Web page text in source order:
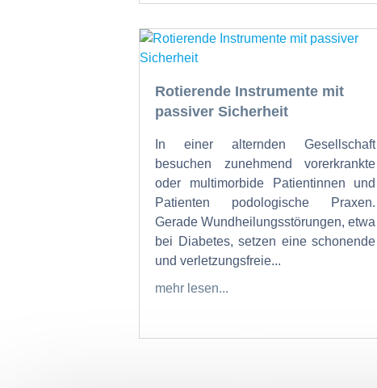
Rotierende Instrumente mit
passiver Sicherheit
In einer alternden Gesellschaft
besuchen zunehmend vorerkrankte
oder multimorbide Patientinnen und
Patienten podologische Praxen.
Gerade Wundheilungsstörungen, etwa
bei Diabetes, setzen eine schonende
und verletzungsfreie...
mehr lesen...